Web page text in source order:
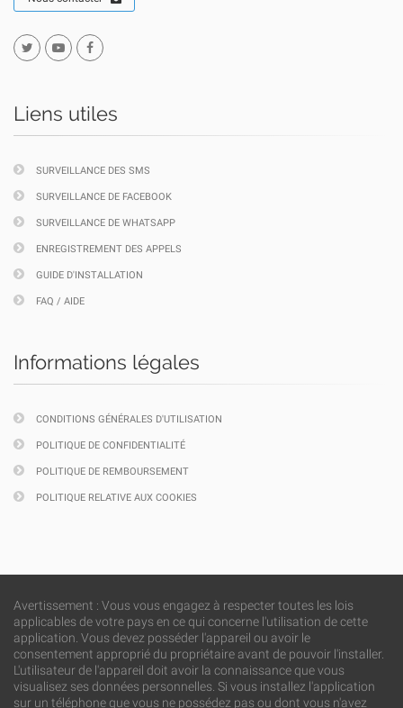
Liens utiles
SURVEILLANCE DES SMS
SURVEILLANCE DE FACEBOOK
SURVEILLANCE DE WHATSAPP
ENREGISTREMENT DES APPELS
GUIDE D'INSTALLATION
FAQ / AIDE
Informations légales
CONDITIONS GÉNÉRALES D'UTILISATION
POLITIQUE DE CONFIDENTIALITÉ
POLITIQUE DE REMBOURSEMENT
POLITIQUE RELATIVE AUX COOKIES
Avertissement : Vous vous engagez à respecter toutes les lois
applicables de votre pays en ce qui concerne l'utilisation de cette
application. Vous devez posséder l'appareil ou avoir le
consentement approprié du propriétaire avant de pouvoir l'installer.
L'utilisateur de l'appareil doit avoir la connaissance que vous
visualisez ses données personnelles. Si vous installez l'application
sur un téléphone que vous ne possédez pas ou dont vous n'avez